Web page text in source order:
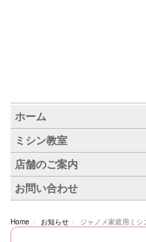
Home お知らせ ジャノメ家庭用ミシ